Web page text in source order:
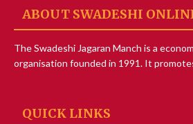
ABOUT SWADESHI
The Swadeshi Jagaran Manch is a
organisation founded in 1991. It
QUICK LINKS